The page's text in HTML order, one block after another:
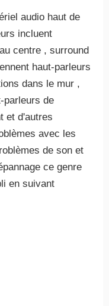
audio haut de
incluent
centre , surround
haut-parleurs
dans le mur ,
parleurs de
et d'autres
avec les
de son et
ce genre
en suivant